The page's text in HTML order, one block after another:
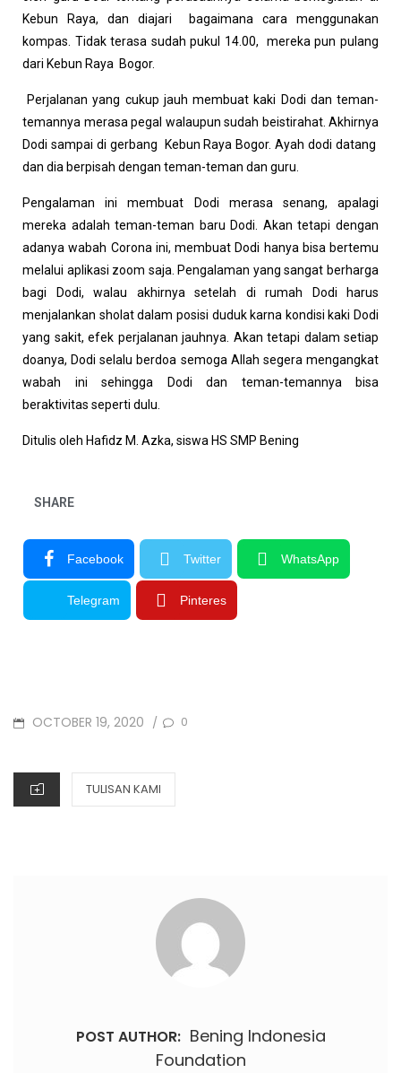
Kebun Raya, dan diajari bagaimana cara menggunakan
kompas. Tidak terasa sudah pukul 14.00, mereka pun pulang
dari Kebun Raya Bogor.
Perjalanan yang cukup jauh membuat kaki Dodi dan teman-
temannya merasa pegal walaupun sudah beistirahat. Akhirnya
Dodi sampai di gerbang Kebun Raya Bogor. Ayah dodi datang
dan dia berpisah dengan teman-teman dan guru.
Pengalaman ini membuat Dodi merasa senang, apalagi
mereka adalah teman-teman baru Dodi. Akan tetapi dengan
adanya wabah Corona ini, membuat Dodi hanya bisa bertemu
melalui aplikasi zoom saja. Pengalaman yang sangat berharga
bagi Dodi, walau akhirnya setelah di rumah Dodi harus
menjalankan sholat dalam posisi duduk karna kondisi kaki Dodi
yang sakit, efek perjalanan jauhnya. Akan tetapi dalam setiap
doanya, Dodi selalu berdoa semoga Allah segera mengangkat
wabah ini sehingga Dodi dan teman-temannya bisa
beraktivitas seperti dulu.
Ditulis oleh Hafidz M. Azka, siswa HS SMP Bening
SHARE
Facebook Twitter WhatsApp
Telegram Pinteres
OCTOBER 19, 2020 / 0
TULISAN KAMI
POST AUTHOR: Bening Indonesia
Foundation